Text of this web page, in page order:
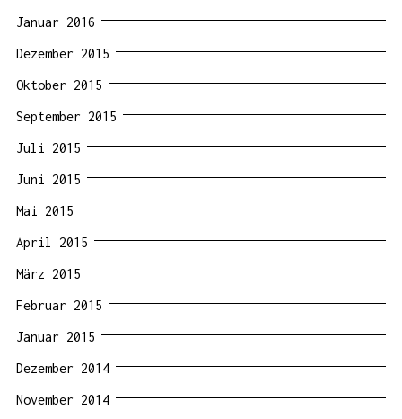
Januar 2016
Dezember 2015
Oktober 2015
September 2015
Juli 2015
Juni 2015
Mai 2015
April 2015
März 2015
Februar 2015
Januar 2015
Dezember 2014
November 2014